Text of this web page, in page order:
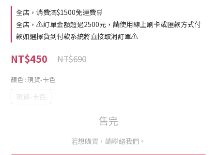
全店，消費滿$1500免運費🛒
全店，⚠️訂單金額超過2500元，請使用線上刷卡或匯款方式付
款如選擇貨到付款系統將直接取消訂單⚠️
NT$450 NT$690
顏色 : 現貨-卡色
現貨-卡色
售完
若想購買，請聯絡我們。